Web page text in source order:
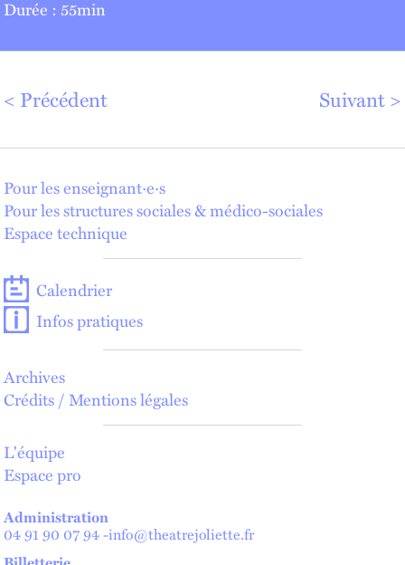
Durée : 55min
Précédent Suivant
Pour les enseignant·e·s
Pour les structures sociales & médico-sociales
Espace technique
Calendrier
Infos pratiques
Archives
Crédits / Mentions légales
L'équipe
Espace pro
Administration
04 91 90 07 94-info@theatrejoliette.fr